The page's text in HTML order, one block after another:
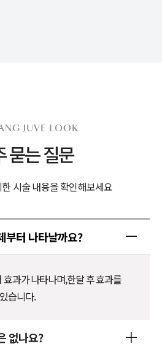
JUVE LOOK
묻는 질문
시술 내용을 확인해보세요
부터 나타날까요?
효과가 나타나며,한달 후 효과를
습니다.
없나요?